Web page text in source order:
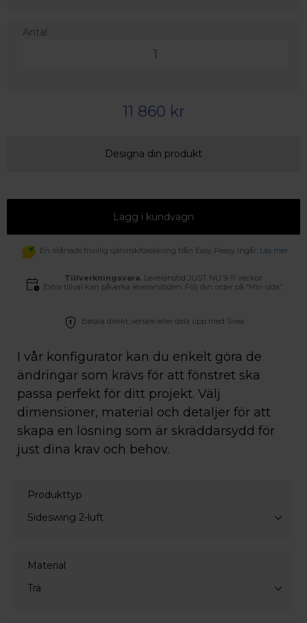
Antal
11 860 kr
Designa din produkt
Lägg i kundvagn
En månads frivillig självriskförsäkring från Easy Peasy ingår. Läs mer
Tillverkningsvara. Leveranstid JUST NU 9-11 veckor
Extra tillval kan påverka leveranstiden. Följ din order på “Min sida”.
Betala direkt, senare eller dela upp med Svea.
I vår konfigurator kan du enkelt göra de
ändringar som krävs för att fönstret ska
passa perfekt för ditt projekt. Välj
dimensioner, material och detaljer för att
skapa en lösning som är skräddarsydd för
just dina krav och behov.
Produkttyp
Sideswing 2-luft
Material
Trä